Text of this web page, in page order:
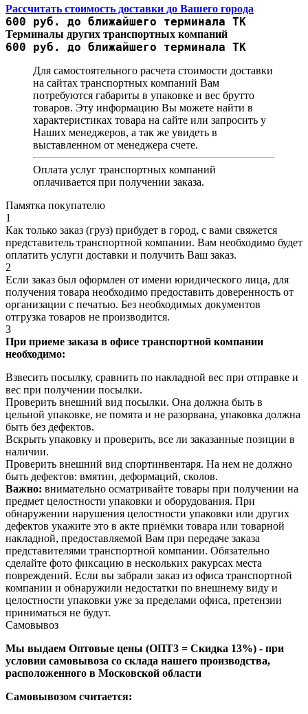
Рассчитать стоимость доставки до Вашего города
600 руб. до ближайшего терминала ТК
Терминалы других транспортных компаний
600 руб. до ближайшего терминала ТК
Для самостоятельного расчета стоимости доставки
на сайтах транспортных компаний Вам
потребуются габариты в упаковке и вес брутто
товаров. Эту информацию Вы можете найти в
характеристиках товара на сайте или запросить у
Наших менеджеров, а так же увидеть в
выставленном от менеджера счете.
Оплата услуг транспортных компаний
оплачивается при получении заказа.
Памятка покупателю
1
Как только заказ (груз) прибудет в город, с вами свяжется
представитель транспортной компании. Вам необходимо будет
оплатить услуги доставки и получить Ваш заказ.
2
Если заказ был оформлен от имени юридического лица, для
получения товара необходимо предоставить доверенность от
организации с печатью. Без необходимых документов
отгрузка товаров не производится.
3
При приеме заказа в офисе транспортной компании
необходимо:
Взвесить посылку, сравнить по накладной вес при отправке и
вес при получении посылки.
Проверить внешний вид посылки. Она должна быть в
цельной упаковке, не помята и не разорвана, упаковка должна
быть без дефектов.
Вскрыть упаковку и проверить, все ли заказанные позиции в
наличии.
Проверить внешний вид спортинвентаря. На нем не должно
быть дефектов: вмятин, деформаций, сколов.
Важно: внимательно осматривайте товары при получении на
предмет целостности упаковки и оборудования. При
обнаружении нарушения целостности упаковки или других
дефектов укажите это в акте приёмки товара или товарной
накладной, предоставляемой Вам при передаче заказа
представителями транспортной компании. Обязательно
сделайте фото фиксацию в нескольких ракурсах места
повреждений. Если вы забрали заказ из офиса транспортной
компании и обнаружили недостатки по внешнему виду и
целостности упаковки уже за пределами офиса, претензии
приниматься не будут.
Самовывоз
Мы выдаем Оптовые цены (ОПТ3 = Скидка 13%) - при
условии самовывоза со склада нашего производства,
расположенного в Московской области
Самовывозом считается: